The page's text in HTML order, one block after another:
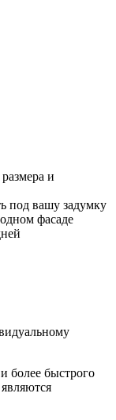
и
под вашу задумку
фасаде
более быстрого